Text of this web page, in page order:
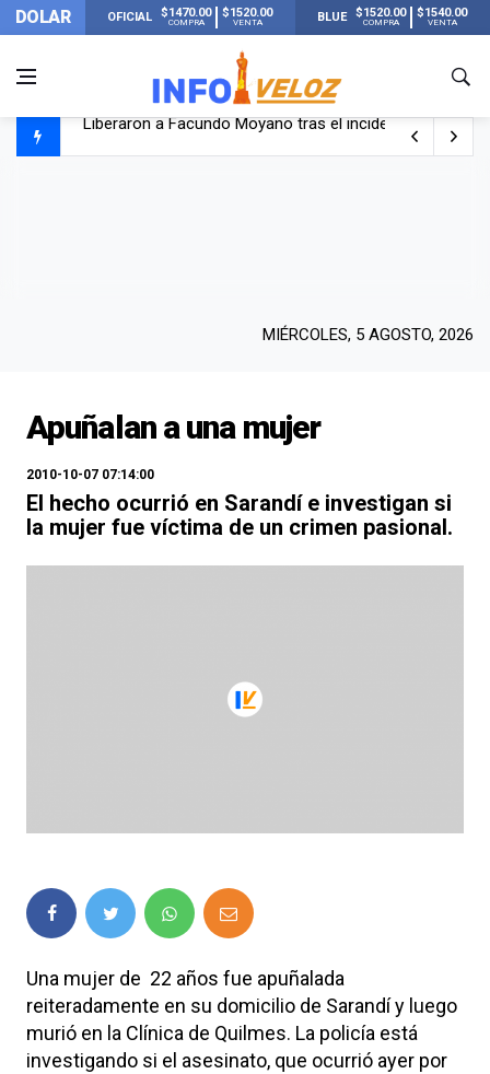
DOLAR OFICIAL $1470.00
COMPRA
$1520.00
VENTA BLUE $1520.00
COMPRA
$1540.00
VENTA
Liberaron a Facundo Moyano tras el incidente con
Tensión diplomática: Brasil no enviará a su embajador
MIÉRCOLES, 5 AGOSTO, 2026
Apuñalan a una mujer
2010-10-07 07:14:00
El hecho ocurrió en Sarandí e investigan si
la mujer fue víctima de un crimen pasional.
Una mujer de 22 años fue apuñalada
reiteradamente en su domicilio de Sarandí y luego
murió en la Clínica de Quilmes. La policía está
investigando si el asesinato, que ocurrió ayer por